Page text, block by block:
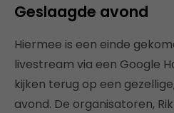
​Geslaagde avond
Hiermee is een einde
livestream via een Google
kijken terug op een
avond. De organisatoren,